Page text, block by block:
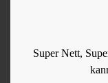
Super Nett,